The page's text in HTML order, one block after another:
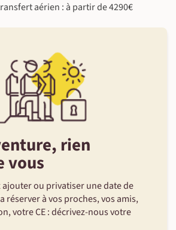
aérien : à partir de 4290€
rien
vous
ajouter ou privatiser une date de
réserver à vos proches, vos amis,
votre CE : décrivez-nous votre